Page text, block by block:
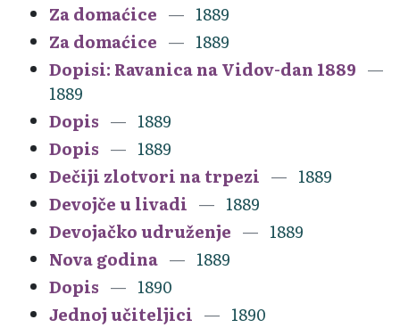
Za domaćice
1889
Za domaćice
1889
Dopisi: Ravanica na Vidov-dan 1889
1889
Dopis
1889
Dopis
1889
Dečiji zlotvori na trpezi
1889
Devojče u livadi
1889
Devojačko udruženje
1889
Nova godina
1889
Dopis
1890
Jednoj učiteljici
1890